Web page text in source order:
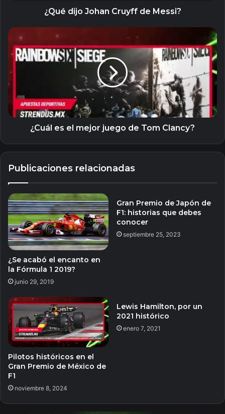
¿Qué dijo Johan Cruyff de Messi?
¿Cuál
el
mejor
juego
de
Tom
Clancy?
¿Cuál es el mejor juego de Tom Clancy?
Publicaciones relacionadas
¿Se acabó el encanto en
la Fórmula 1 2019?
junio 29, 2019
Gran Premio de Japón de
F1: historias que debes
conocer
septiembre 25, 2023
Pilotos históricos en el
Gran Premio de México de
F1
noviembre 8, 2024
Lewis Hamilton, por un
2021 histórico
enero 7, 2021